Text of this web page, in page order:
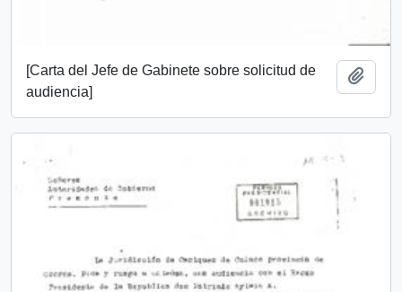
[Carta del Jefe de Gabinete sobre solicitud de
audiencia]